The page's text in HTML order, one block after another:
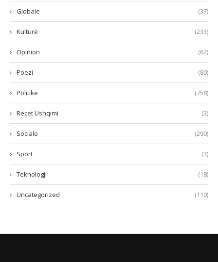
Globale (37)
Kulturë (233)
Opinion (62)
Poezi (80)
Politikë (758)
Recet Ushqimi (3)
Sociale (290)
Sport (3)
Teknologji (18)
Uncategorized (110)